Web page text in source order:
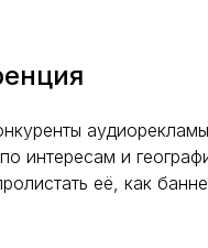
интересам и
её, как